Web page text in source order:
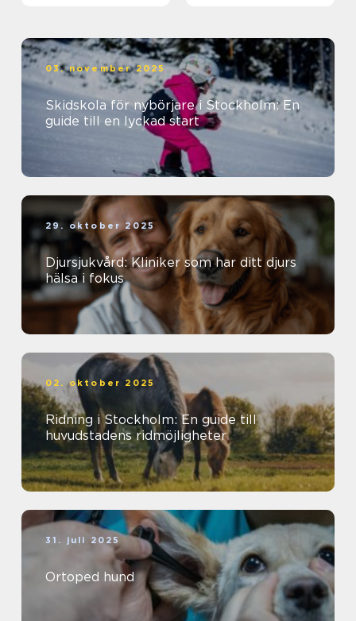
03. november 2025
Skidskola för nybörjare i Stockholm: En
guide till en lyckad start
29. oktober 2025
Djursjukvård: Kliniker som har ditt djurs
hälsa i fokus
02. oktober 2025
Ridning i Stockholm: En guide till
huvudstadens ridmöjligheter
31. juli 2025
Ortoped hund